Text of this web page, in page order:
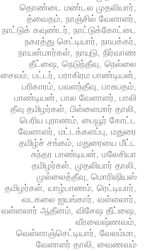
தொண்டை மண்டல முதலியார்,
த்வைதம், நாஞ்சில் வேளாளர்,
நாட்டுக் கவுண்டர், நாட்டுக்கோட்டை
நகரத்து செட்டியார், நாயக்கர்,
நாயன்மார்கள், நாயுடு, நிர்வாண
தீட்ஷை, நெடுந்தீவு, நெல்லை
சைவம், பட்டர், பராகிரம பாண்டியன்,
பரிகாரம், பவளந்தீவு, பாசுபதம்,
பாண்டியன், பால வேளாளர், பாலி
தீவு தமிழர்கள், பிள்ளைமார் தாலி,
பெரிய புராணம், பையூர் கோட்ட
வேளாளர், மட்டக்களப்பு, மதுரை
தமிழ்ச் சங்கம், மதுரையை மீட்ட
சுந்தர பாண்டியன், மலேசியா
தமிழர்கள், முதலியார் தாலி,
முல்லைத்தீவு, மொரிஷியஸ்
தமிழர்கள், யாழ்பாணம், ரெட்டியார்,
வடகலை ஐயங்கார், வள்ளலார்,
வள்ளலார் ஆதீனம், விசேஷ தீட்ஷை,
வீரவைஷ்ணவம்,
வெள்ளாஞ்செட்டியார், வேலம்மா,
வேளாளர் தாலி, வைணவம்